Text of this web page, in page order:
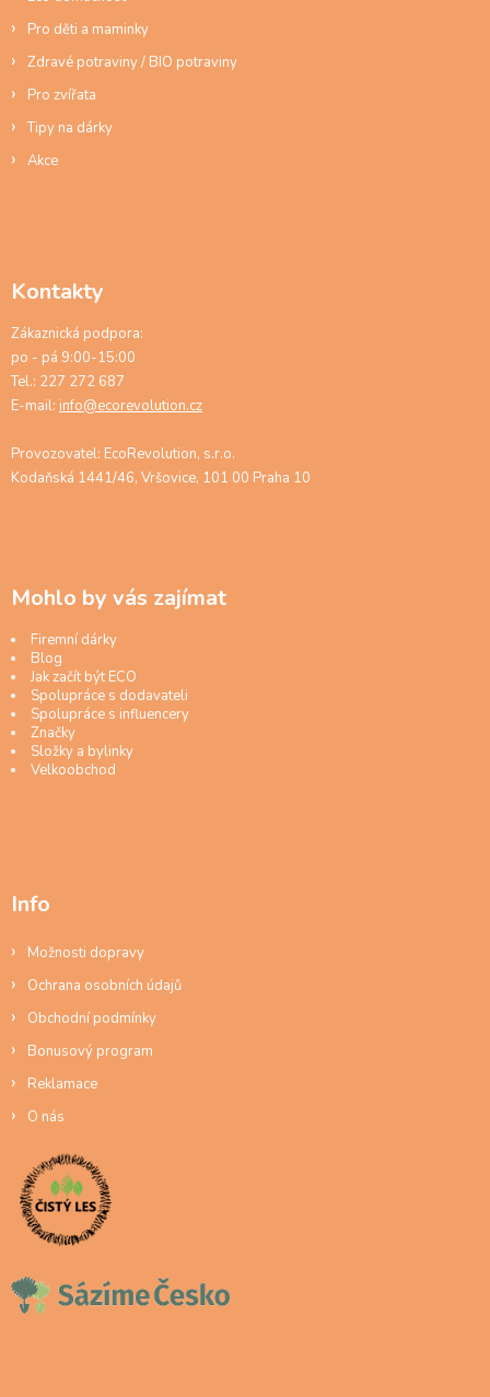
Pro děti a maminky
Zdravé potraviny / BIO potraviny
Pro zvířata
Tipy na dárky
Akce
Kontakty
Zákaznická podpora:
po - pá 9:00-15:00
Tel.: 227 272 687
E-mail: info@ecorevolution.cz
Provozovatel: EcoRevolution, s.r.o.
Kodaňská 1441/46, Vršovice, 101 00 Praha 10
Mohlo by vás zajímat
Firemní dárky
Blog
Jak začít být ECO
Spolupráce s dodavateli
Spolupráce s influencery
Značky
Složky a bylinky
Velkoobchod
Info
Možnosti dopravy
Ochrana osobních údajů
Obchodní podmínky
Bonusový program
Reklamace
O nás